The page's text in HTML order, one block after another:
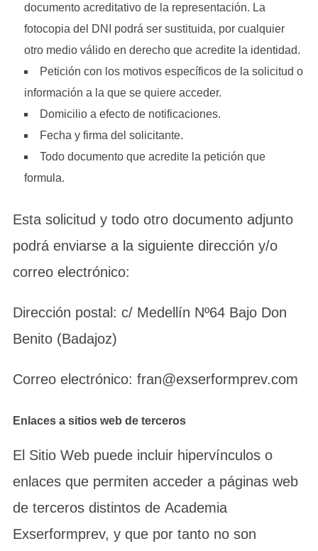
documento acreditativo de la representación. La
fotocopia del DNI podrá ser sustituida, por cualquier
otro medio válido en derecho que acredite la identidad.
Petición con los motivos específicos de la solicitud o
información a la que se quiere acceder.
Domicilio a efecto de notificaciones.
Fecha y firma del solicitante.
Todo documento que acredite la petición que
formula.
Esta solicitud y todo otro documento adjunto
podrá enviarse a la siguiente dirección y/o
correo electrónico:
Dirección postal: c/ Medellín Nº64 Bajo Don
Benito (Badajoz)
Correo electrónico: fran@exserformprev.com
Enlaces a sitios web de terceros
El Sitio Web puede incluir hipervínculos o
enlaces que permiten acceder a páginas web
de terceros distintos de Academia
Exserformprev, y que por tanto no son